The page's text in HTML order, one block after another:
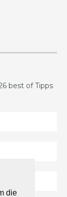
die
best of Tipps